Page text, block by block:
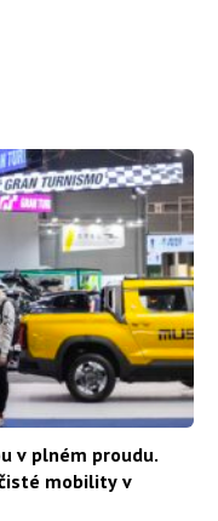
v plném proudu.
mobility v